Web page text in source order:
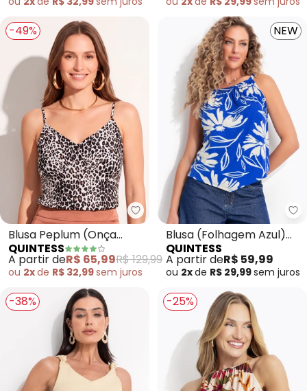
-49%
Quintess - Blusa Peplum
Blusa Peplum (Onça
Preta) em Viscose Plana
QUINTESS
A partir deR$ 65,99R$ 129,99
ou 2xde R$ 32,99sem juros
NEW
Blusa (Folhagem Azul)
em Malha Canelada
QUINTESS
A partir deR$ 59,99
ou 2xde R$ 29,99sem juros
-38% -25%